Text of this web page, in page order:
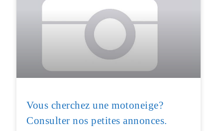
Vous cherchez une motoneige?
Consulter nos petites annonces.